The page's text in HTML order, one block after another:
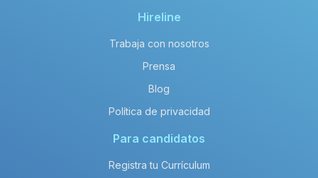
Hireline
Trabaja con nosotros
Prensa
Blog
Política de privacidad
Para candidatos
Registra tu Currículum